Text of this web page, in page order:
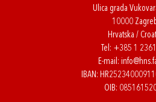
Ulica grada
10000
Hrvatska /
Tel: +385 1
E-mail:
IBAN:
OIB: